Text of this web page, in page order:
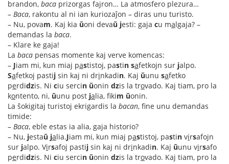
brandon, baca prizorgas fajron… La atmosfero plezura…
– Baca, rakontu al ni ian kuriozaĵon – diras unu turisto.
– Nu, povam. Kaj kia ŭoni devaŭ jesti: gaja cu malgaja? –
demandas la baca.
– Klare ke gaja!
La baca pensas momente kaj verve komencas:
– Jiam mi, kun miaj pastistoj, pastin safetkojn sur jalpo.
Safetkoj pastij sin kaj ni drinkadin. Kaj ŭunu safetko
perdidzis. Ni ciu sercin ŭonin dzis la trovado. Kaj tiam, pro la
kontento, ni, ŭunu post jalia, fikim ŭonin.
La ŝokigitaj turistoj ekrigardis la bacan, fine unu demandas
timide:
– Baca, eble estas ia alia, gaja historio?
– Nu, jestaŭ jalia.Jiam mi, kun miaj pastistoj, pastin virsafojn
sur jalpo. Virsafoj pastij sin kaj ni drinkadin. Kaj ŭunu virsafo
perdidzis. Ni ciu sercin ŭonin dzis la trovado. Kaj tiam, pro la